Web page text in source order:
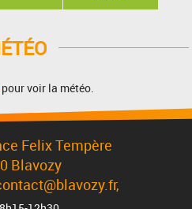
pour voir la météo.
Felix Tempère
Blavozy